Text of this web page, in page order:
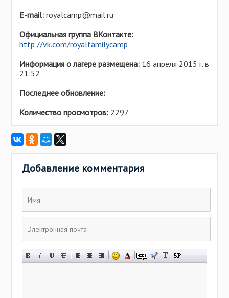
Е-mail: royalcamp@mail.ru
Официальная группа ВКонтакте:
http://vk.com/royalfamilycamp
Информация о лагере размещена: 16 апреля 2015 г. в
21:52
Последнее обновление:
Количество просмотров: 2297
Добавление комментария